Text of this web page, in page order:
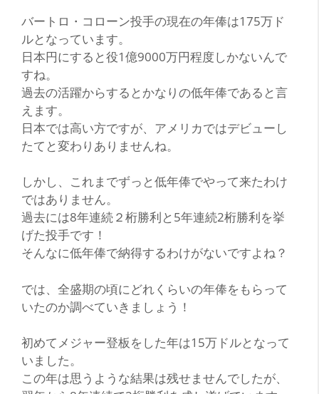
バートロ・コローン投手の現在の年俸は175万ド
ルとなっています。
日本円にすると役1億9000万円程度しかないんで
すね。
過去の活躍からするとかなりの低年俸であると言
えます。
日本では高い方ですが、アメリカではデビューし
たてと変わりありませんね。
しかし、これまでずっと低年俸でやって来たわけ
ではありません。
過去には8年連続２桁勝利と5年連続2桁勝利を挙
げた投手です！
そんなに低年俸で納得するわけがないですよね？
では、全盛期の頃にどれくらいの年俸をもらって
いたのか調べていきましょう！
初めてメジャー登板をした年は15万ドルとなって
いました。
この年は思うような結果は残せませんでしたが、